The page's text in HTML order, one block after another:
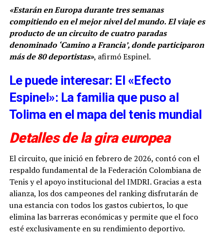
«Estarán en Europa durante tres semanas
compitiendo en el mejor nivel del mundo. El viaje es
producto de un circuito de cuatro paradas
denominado ‘Camino a Francia’, donde participaron
más de 80 deportistas», afirmó Espinel.
Le puede interesar: El «Efecto
Espinel»: La familia que puso al
Tolima en el mapa del tenis mundial
Detalles de la gira europea
El circuito, que inició en febrero de 2026, contó con el
respaldo fundamental de la Federación Colombiana de
Tenis y el apoyo institucional del IMDRI. Gracias a esta
alianza, los dos campeones del ranking disfrutarán de
una estancia con todos los gastos cubiertos, lo que
elimina las barreras económicas y permite que el foco
esté exclusivamente en su rendimiento deportivo.